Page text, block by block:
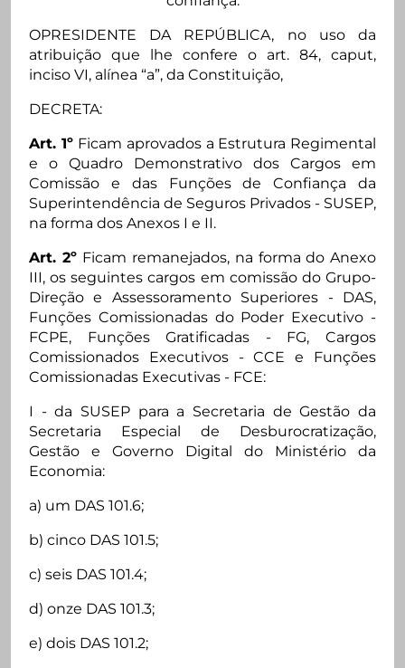
OPRESIDENTE DA REPÚBLICA, no uso da
atribuição que lhe confere o art. 84, caput,
inciso VI, alínea “a”, da Constituição,
DECRETA:
Art. 1º Ficam aprovados a Estrutura Regimental
e o Quadro Demonstrativo dos Cargos em
Comissão e das Funções de Confiança da
Superintendência de Seguros Privados - SUSEP,
na forma dos Anexos I e II.
Art. 2º Ficam remanejados, na forma do Anexo
III, os seguintes cargos em comissão do Grupo-
Direção e Assessoramento Superiores - DAS,
Funções Comissionadas do Poder Executivo -
FCPE, Funções Gratificadas - FG, Cargos
Comissionados Executivos - CCE e Funções
Comissionadas Executivas - FCE:
I - da SUSEP para a Secretaria de Gestão da
Secretaria Especial de Desburocratização,
Gestão e Governo Digital do Ministério da
Economia:
a) um DAS 101.6;
b) cinco DAS 101.5;
c) seis DAS 101.4;
d) onze DAS 101.3;
e) dois DAS 101.2;